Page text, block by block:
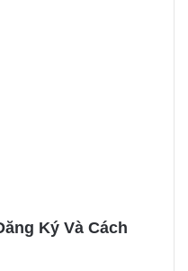
Ký Và Cách